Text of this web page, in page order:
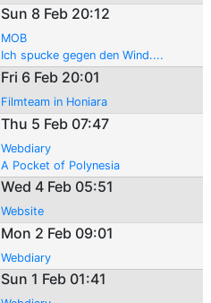
Sun 8 Feb 20:12
MOB
Ich spucke gegen den Wind....
Fri 6 Feb 20:01
Filmteam in Honiara
Thu 5 Feb 07:47
Webdiary
A Pocket of Polynesia
Wed 4 Feb 05:51
Website
Mon 2 Feb 09:01
Webdiary
Sun 1 Feb 01:41